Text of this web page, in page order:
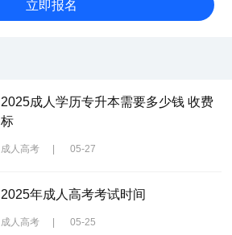
2025成人学历专升本需要多少钱 收费
标
成人高考 | 05-27
2025年成人高考考试时间
成人高考 | 05-25